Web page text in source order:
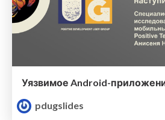
pdugslides